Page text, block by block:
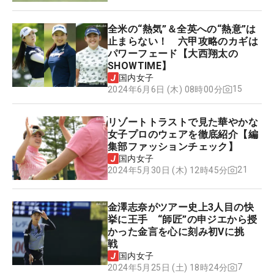
全米の“熱気”＆全英への“熱意”は
止まらない！ 六甲攻略のカギは
パワーフェード【大西翔太の
SHOWTIME】
国内女子
2024年6月6日 (木) 08時00分
15
リゾートトラストで見た華やかな
女子プロのウェアを徹底紹介【編
集部ファッションチェック】
国内女子
2024年5月30日 (木) 12時45分
21
金澤志奈がツアー史上3人目の快
挙に王手 “師匠”の申ジエから授
かった金言を心に刻み初Vに挑
戦
国内女子
2024年5月25日 (土) 18時24分
7